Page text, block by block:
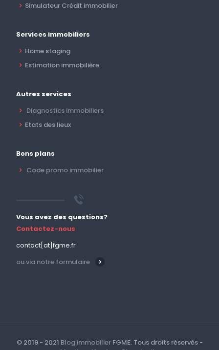
Simulateur Crédit immobilier
Services immobiliers
Home staging
Estimation immobilière
Autres services
Diagnostics immobiliers
Etats des lieux
Bons plans
Code promo immobilier
Vous avez des questions?
Contactez-nous
contact[at]fgme.fr
ou via notre formulaire
© 2019 - 2021 Blog immobilierFGME. Tous droits réservés -